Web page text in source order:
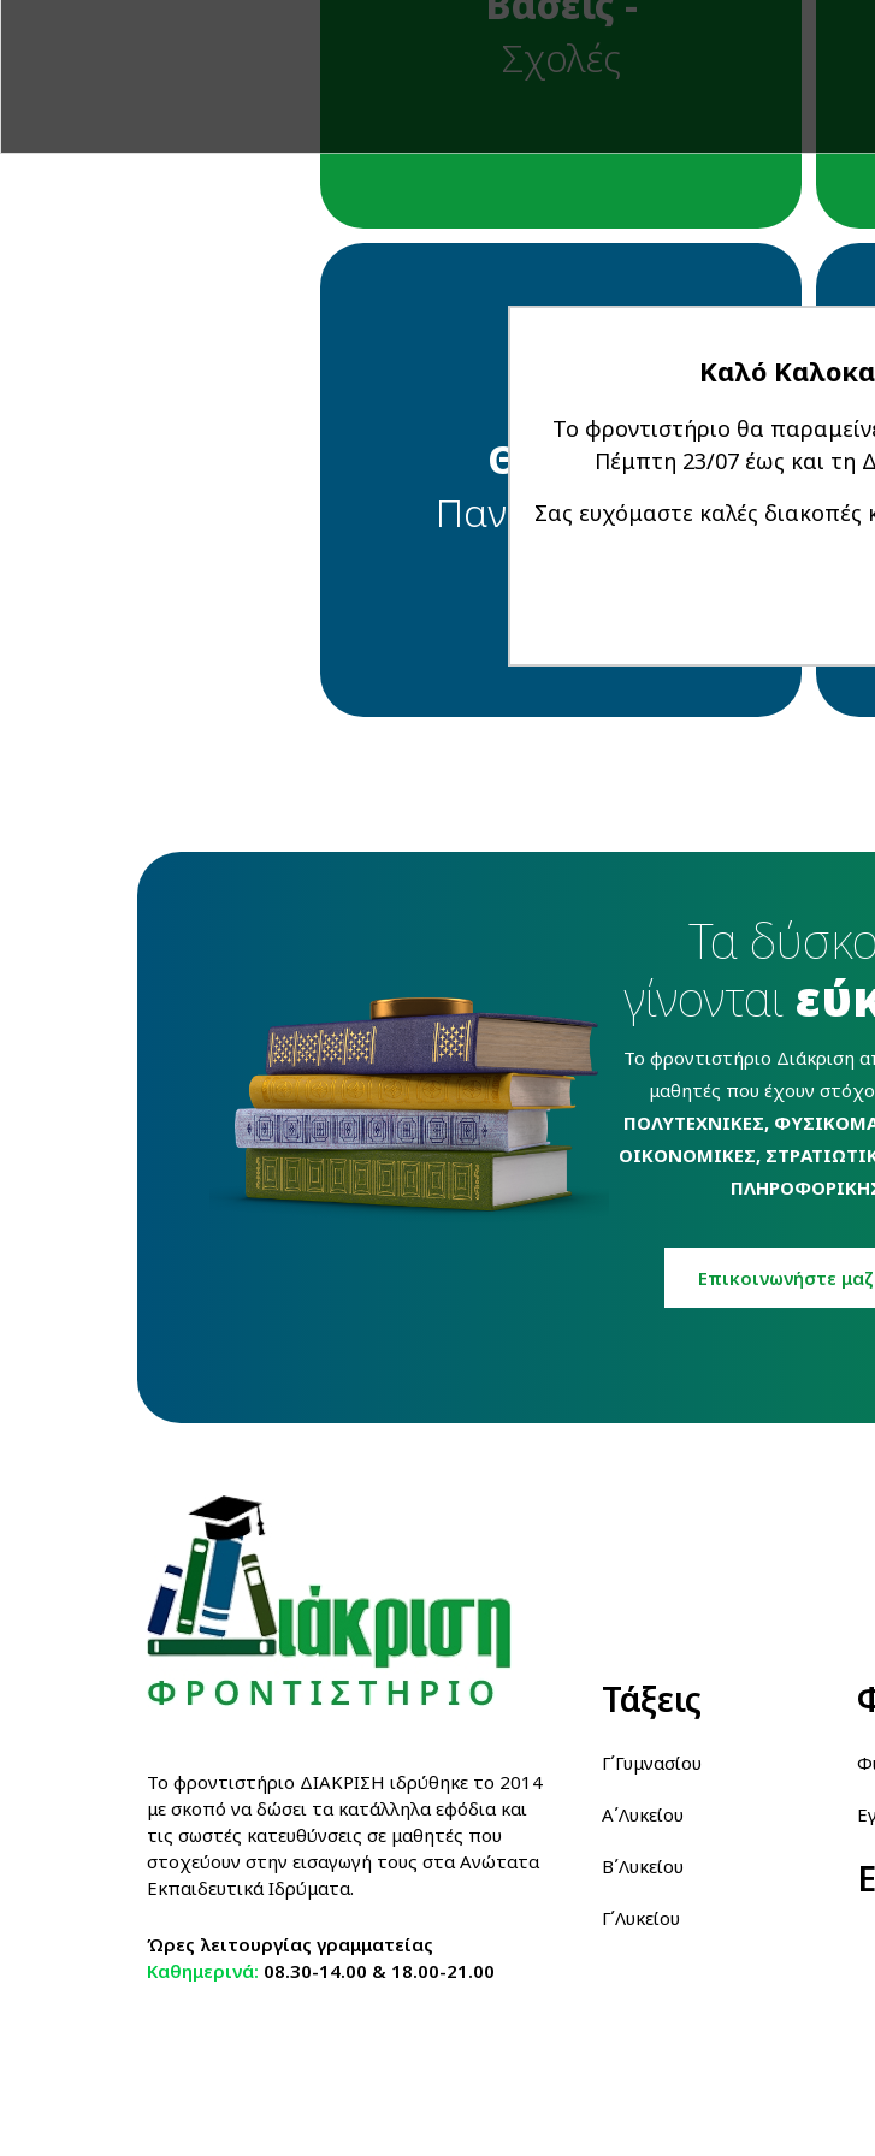
Σχολές
Θέματα
Πανελλαδικών
Τα
γίνονται
To φροντιστήριο Διάκριση
μαθητές που έχουν στόχο
ΠΟΛΥΤΕΧΝΙΚΕΣ,
ΟΙΚΟΝΟΜΙΚΕΣ,
Eπικοινωνήστε
Το φροντιστήριο ΔΙΑΚΡΙΣΗ ιδρύθηκε το 2014
με σκοπό να δώσει τα κατάλληλα εφόδια και
τις σωστές κατευθύνσεις σε μαθητές που
στοχεύουν στην εισαγωγή τους στα Ανώτατα
Εκπαιδευτικά Ιδρύματα.
Ώρες λειτουργίας γραμματείας
Καθημερινά: 08.30-14.00 & 18.00-21.00
Τάξεις
Γ΄Γυμνασίου
Α΄Λυκείου
Β΄Λυκείου
Γ΄Λυκείου
Καλό
Το φροντιστήριο θα
Πέμπτη 23/07 έως και τη
Σας ευχόμαστε καλές διακοπές